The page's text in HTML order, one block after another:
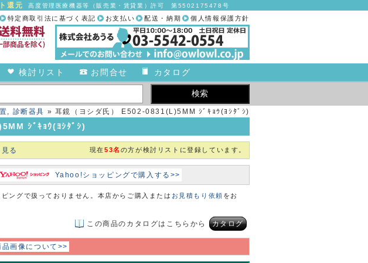
還元 高度管理医療機器等（販売業・賃貸業）許可 第5502175478号
個人情報保護方針
配送・納期
お支払い
特定商取引法に基づく表記
検討リスト お問合せ カタログ
, 診断器具 » 耳鏡（ヨシダ氏） E502-0831(L)5MM ｼﾞｷｮｳ(ﾖｼﾀﾞｼ)
ｼﾞｷｮｳ(ﾖｼﾀﾞｼ)
る 現在53名 の方が検討リストに登録しています。
Yahoo!ショッピングで購入する>>
ングで扱っておりません。本店からご購入または お見積もり依頼 をお
この商品のカタログはこちらから カタログ
品画像について>>